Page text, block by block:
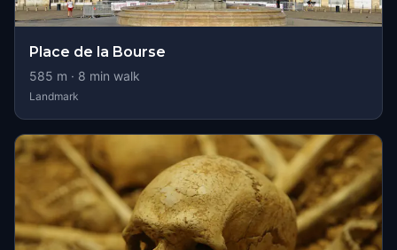
Place de la Bourse
585 m · 8 min walk
Landmark